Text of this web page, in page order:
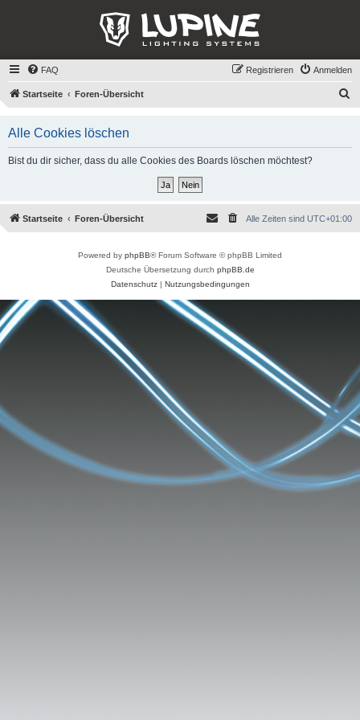
FAQ Anmelden
Registrieren
Startseite Foren-Übersicht
h
Alle Cookies löschen
Bist du dir sicher, dass du alle Cookies des Boards löschen möchtest?
Startseite Foren-Übersicht Alle Zeiten sind UTC+01:00
Powered by phpBB® Forum Software © phpBB Limited
Deutsche Übersetzung durch phpBB.de
Datenschutz| Nutzungsbedingungen